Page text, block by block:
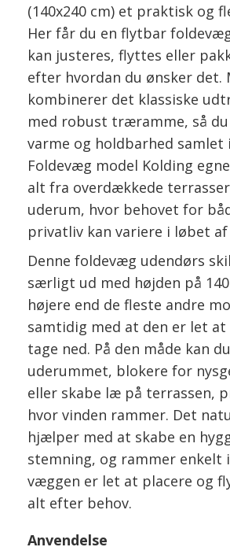
(140x240 cm) et praktisk og
Her får du en flytbar
kan justeres, flyttes eller
efter hvordan du ønsker det.
kombinerer det klassiske
med robust træramme, så
varme og holdbarhed
Foldevæg model Kolding
alt fra overdækkede
uderum, hvor behovet for
privatliv kan variere i løbet
Denne foldevæg udendørs
særligt ud med højden på
højere end de fleste andre
samtidig med at den er let
tage ned. På den måde kan
uderummet, blokere for
eller skabe læ på terrassen,
hvor vinden rammer. Det
hjælper med at skabe en
stemning, og rammer enkelt
væggen er let at placere og
alt efter behov.
Anvendelse